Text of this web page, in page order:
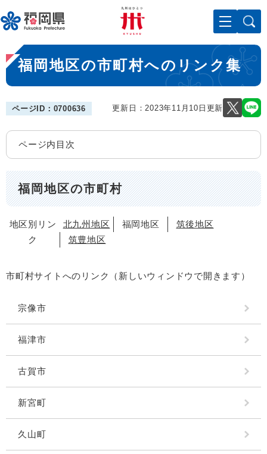
ー
ジ
先
頭
で
メニューを飛ばして本文へ
本
文
福岡地区の市町村へのリンク集
ページID：0700636 更新日：2023年11月10日更新
ページ内目次
福岡地区の市町村
地区別リン
ク
北九州地区 福岡地区
筑後地区
筑豊地区
市町村サイトへのリンク（新しいウィンドウで開きます）
宗像市
福津市
古賀市
新宮町
久山町